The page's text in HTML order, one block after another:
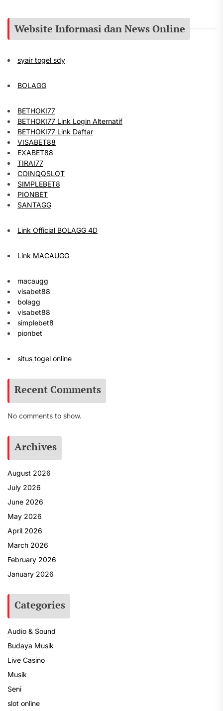
Website Informasi dan News Online
syair togel sdy
BOLAGG
BETHOKI77
BETHOKI77 Link Login Alternatif
BETHOKI77 Link Daftar
VISABET88
EXABET88
TIRAI77
COINQQSLOT
SIMPLEBET8
PIONBET
SANTAGG
Link Official BOLAGG 4D
Link MACAUGG
macaugg
visabet88
bolagg
visabet88
simplebet8
pionbet
situs togel online
Recent Comments
No comments to show.
Archives
August 2026
July 2026
June 2026
May 2026
April 2026
March 2026
February 2026
January 2026
Categories
Audio & Sound
Budaya Musik
Live Casino
Musik
Seni
slot online